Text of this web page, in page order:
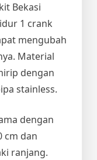
Bekasi
1 crank
mengubah
Material
dengan
stainless.
dengan
cm dan
ranjang.